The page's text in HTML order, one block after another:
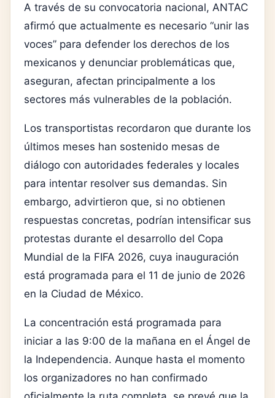
A través de su convocatoria nacional, ANTAC
afirmó que actualmente es necesario “unir las
voces” para defender los derechos de los
mexicanos y denunciar problemáticas que,
aseguran, afectan principalmente a los
sectores más vulnerables de la población.
Los transportistas recordaron que durante los
últimos meses han sostenido mesas de
diálogo con autoridades federales y locales
para intentar resolver sus demandas. Sin
embargo, advirtieron que, si no obtienen
respuestas concretas, podrían intensificar sus
protestas durante el desarrollo del Copa
Mundial de la FIFA 2026, cuya inauguración
está programada para el 11 de junio de 2026
en la Ciudad de México.
La concentración está programada para
iniciar a las 9:00 de la mañana en el Ángel de
la Independencia. Aunque hasta el momento
los organizadores no han confirmado